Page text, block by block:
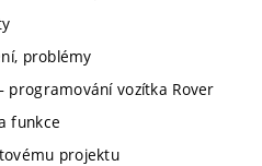
problémy
programování vozítka Rover
funkce
projektu